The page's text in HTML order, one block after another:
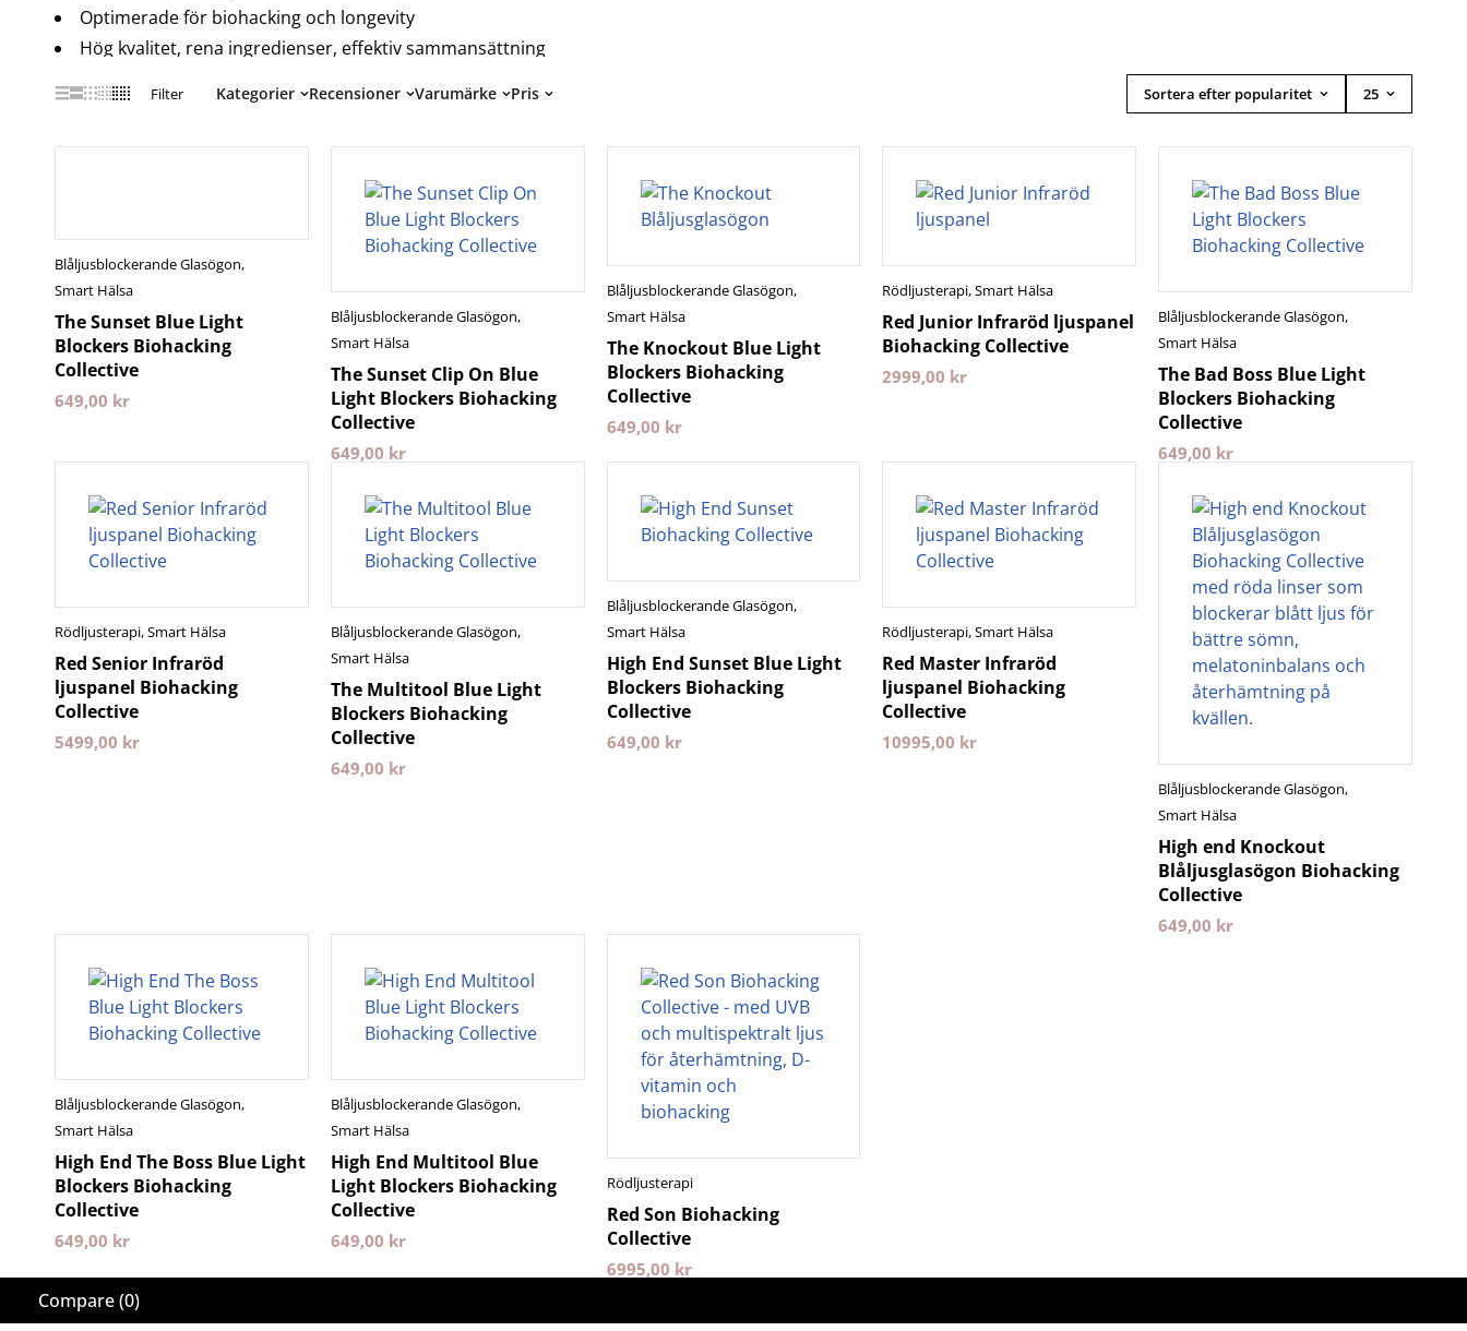
Optimerade för biohacking och longevity
Hög kvalitet, rena ingredienser, effektiv sammansättning
Sortera efter popularitet 25
Filter Kategorier Recensioner Varumärke Pris
Blåljusblockerande Glasögon,
Smart Hälsa
The Sunset Blue Light
Blockers Biohacking
Collective
649,00 kr
Blåljusblockerande Glasögon,
Smart Hälsa
The Sunset Clip On Blue
Light Blockers Biohacking
Collective
649,00 kr
Blåljusblockerande Glasögon,
Smart Hälsa
The Knockout Blue Light
Blockers Biohacking
Collective
649,00 kr
Rödljusterapi,Smart Hälsa
Red Junior Infraröd ljuspanel
Biohacking Collective
2999,00 kr
Blåljusblockerande Glasögon,
Smart Hälsa
The Bad Boss Blue Light
Blockers Biohacking
Collective
649,00 kr
Rödljusterapi,Smart Hälsa
Red Senior Infraröd
ljuspanel Biohacking
Collective
5499,00 kr
Blåljusblockerande Glasögon,
Smart Hälsa
The Multitool Blue Light
Blockers Biohacking
Collective
649,00 kr
Blåljusblockerande Glasögon,
Smart Hälsa
High End Sunset Blue Light
Blockers Biohacking
Collective
649,00 kr
Rödljusterapi,Smart Hälsa
Red Master Infraröd
ljuspanel Biohacking
Collective
10995,00 kr
Blåljusblockerande Glasögon,
Smart Hälsa
High end Knockout
Blåljusglasögon Biohacking
Collective
649,00 kr
Blåljusblockerande Glasögon,
Smart Hälsa
High End The Boss Blue Light
Blockers Biohacking
Collective
649,00 kr
Blåljusblockerande Glasögon,
Smart Hälsa
High End Multitool Blue
Light Blockers Biohacking
Collective
649,00 kr
Rödljusterapi
Red Son Biohacking
Collective
6995,00 kr
Compare(0)